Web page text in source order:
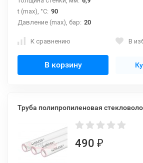
t (max), °С: 90
Давление (max), бар: 20
К сравнению В
В корзину
Труба полипропиленовая
490 ₽